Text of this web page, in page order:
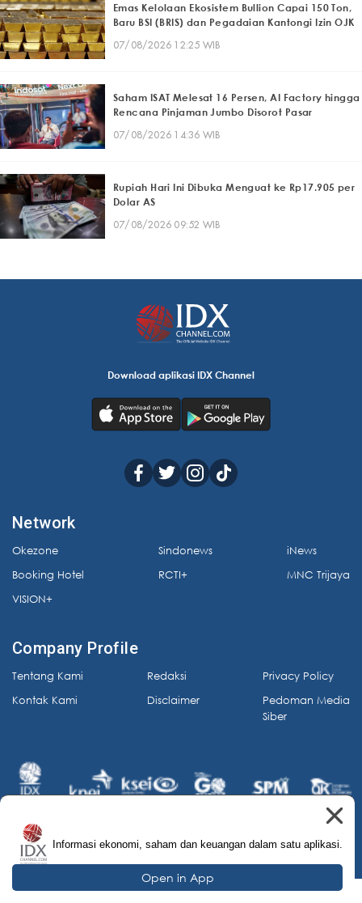
Emas Kelolaan Ekosistem Bullion Capai 150 Ton,
Baru BSI (BRIS) dan Pegadaian Kantongi Izin OJK
07/08/2026 12:25 WIB
Saham ISAT Melesat 16 Persen, AI Factory hingga
Rencana Pinjaman Jumbo Disorot Pasar
07/08/2026 14:36 WIB
Rupiah Hari Ini Dibuka Menguat ke Rp17.905 per
Dolar AS
07/08/2026 09:52 WIB
Download aplikasi IDX Channel
Network
Okezone
Booking Hotel
VISION+
Sindonews
RCTI+
iNews
MNC Trijaya
Company Profile
Tentang Kami
Kontak Kami
Redaksi
Disclaimer
Privacy Policy
Pedoman Media
Siber
© 2026 IDX Channel. All Rights Reserved.
Informasi ekonomi, saham dan keuangan dalam satu aplikasi.
Open in App